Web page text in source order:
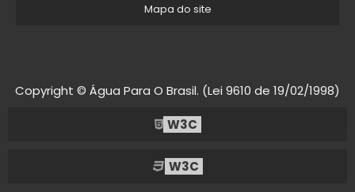
Mapa do site
Copyright © Água Para O Brasil. (Lei 9610 de 19/02/1998)
W3C
W3C